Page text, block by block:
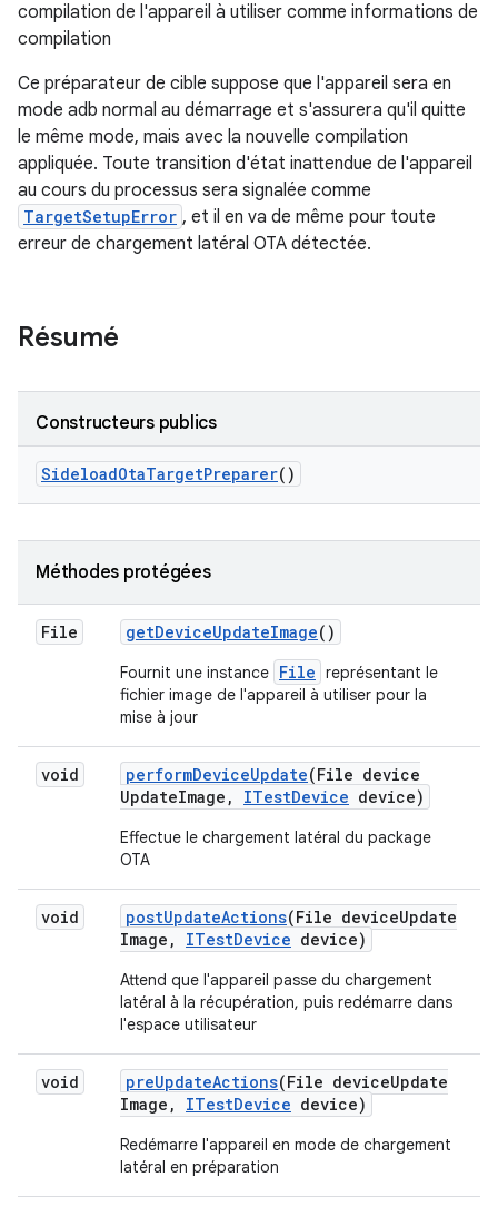
compilation de l'appareil à utiliser comme informations de
compilation
Ce préparateur de cible suppose que l'appareil sera en
mode adb normal au démarrage et s'assurera qu'il quitte
le même mode, mais avec la nouvelle compilation
appliquée. Toute transition d'état inattendue de l'appareil
au cours du processus sera signalée comme
TargetSetupError , et il en va de même pour toute
erreur de chargement latéral OTA détectée.
Résumé
Constructeurs publics
SideloadOtaTargetPreparer()
Méthodes protégées
File getDeviceUpdateImage()
Fournit une instance File représentant le
fichier image de l'appareil à utiliser pour la
mise à jour
void performDeviceUpdate(File device
UpdateImage , ITestDevice device)
Effectue le chargement latéral du package
OTA
void postUpdateActions(File deviceUpdate
Image , ITestDevice device)
Attend que l'appareil passe du chargement
latéral à la récupération, puis redémarre dans
l'espace utilisateur
void preUpdateActions(File deviceUpdate
Image , ITestDevice device)
Redémarre l'appareil en mode de chargement
latéral en préparation